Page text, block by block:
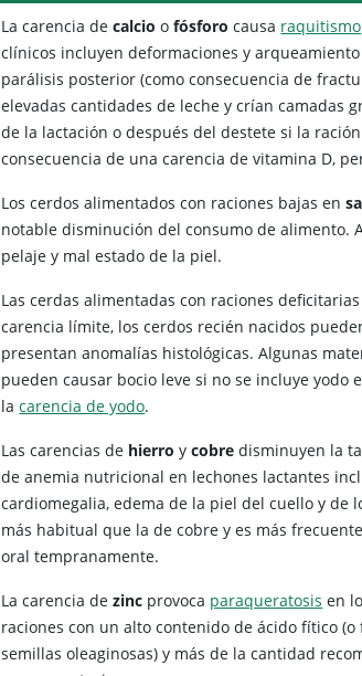
La carencia decalcio ofósforo causa raquitismo
clínicos incluyen deformaciones y
parálisis posterior (como consecuencia de
elevadas cantidades de leche y crían camadas
de la lactación o después del destete si la
consecuencia de una carencia de vitamina D,
Los cerdos alimentados con raciones bajas en
notable disminución del consumo de alimento.
pelaje y mal estado de la piel.
Las cerdas alimentadas con raciones
carencia límite, los cerdos recién nacidos
presentan anomalías histológicas. Algunas
pueden causar bocio leve si no se incluye yodo
lacarencia de yodo.
Las carencias de hierro ycobre disminuyen la
de anemia nutricional en lechones lactantes
cardiomegalia, edema de la piel del cuello y de
más habitual que la de cobre y es más
oral tempranamente.
La carencia dezinc provoca paraqueratosis en
raciones con un alto contenido de ácido fítico
semillas oleaginosas) y más de la cantidad